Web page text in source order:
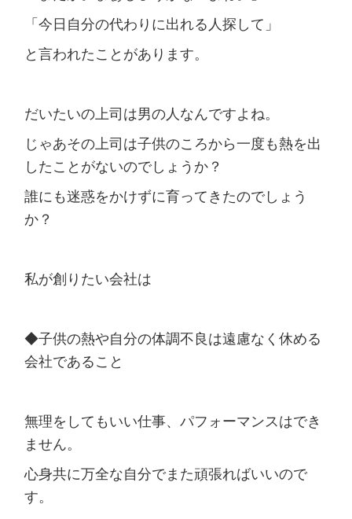
「今日自分の代わりに出れる人探して」
と言われたことがあります。
だいたいの上司は男の人なんですよね。
じゃあその上司は子供のころから一度も熱を出
したことがないのでしょうか？
誰にも迷惑をかけずに育ってきたのでしょう
か？
私が創りたい会社は
◆子供の熱や自分の体調不良は遠慮なく休める
会社であること
無理をしてもいい仕事、パフォーマンスはでき
ません。
心身共に万全な自分でまた頑張ればいいので
す。